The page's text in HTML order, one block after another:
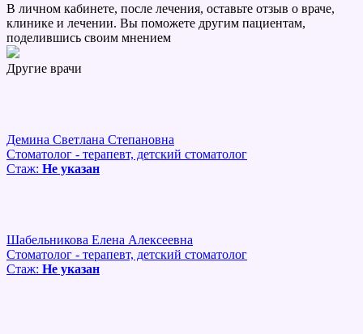
В личном кабинете, после лечения, оставьте отзыв о враче,
клинике и лечении. Вы поможете другим пациентам,
поделившись своим мнением
Другие врачи
Демина Светлана Степановна
Стоматолог - терапевт, детский стоматолог
Стаж: Не указан
Шабельникова Елена Алексеевна
Стоматолог - терапевт, детский стоматолог
Стаж: Не указан